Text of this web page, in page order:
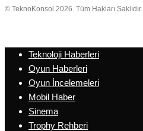
© TeknoKonsol 2026. Tüm Hakları Saklıdır.
Teknoloji Haberleri
Oyun Haberleri
Oyun İncelemeleri
Mobil Haber
Sinema
Trophy Rehberi